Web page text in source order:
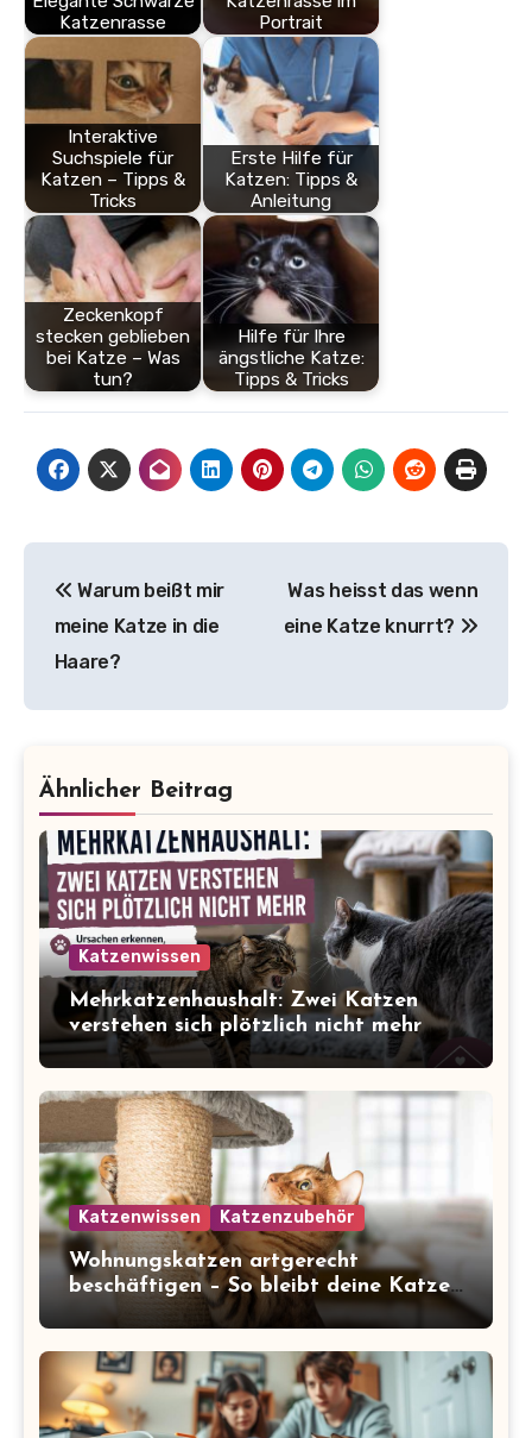
Katzenrasse
Portrait
Interaktive
Suchspiele für
Katzen – Tipps &
Tricks
Erste Hilfe für
Katzen: Tipps &
Anleitung
Zeckenkopf
stecken geblieben
bei Katze – Was
tun?
Hilfe für Ihre
ängstliche Katze:
Tipps & Tricks
Warum beißt mir
meine Katze in die
Haare?
Was heisst das wenn
eine Katze knurrt?
Ähnlicher Beitrag
Katzenwissen
Mehrkatzenhaushalt: Zwei Katzen
verstehen sich plötzlich nicht mehr
Katzenwissen Katzenzubehör
Wohnungskatzen artgerecht
beschäftigen – So bleibt deine Katze
glücklich und gesund